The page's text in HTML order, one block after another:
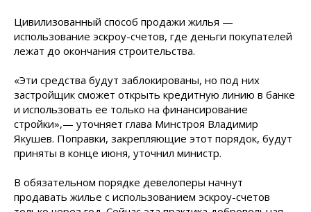
Цивилизованный способ продажи жилья —
использование эскроу-счетов, где деньги покупателей
лежат до окончания строительства.
«Эти средства будут заблокированы, но под них
застройщик сможет открыть кредитную линию в банке
и использовать ее только на финансирование
стройки»,— уточняет глава Минстроя Владимир
Якушев. Поправки, закрепляющие этот порядок, будут
приняты в конце июня, уточнил министр.
В обязательном порядке девелоперы начнут
продавать жилье с использованием эскроу-счетов